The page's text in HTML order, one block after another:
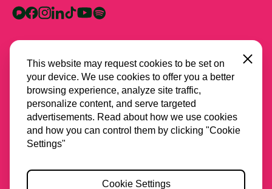
Alle partners
This website may request cookies to be set on
your device. We use cookies to offer you a better
browsing experience, analyze site traffic,
personalize content, and serve targeted
advertisements. Read about how we use cookies
and how you can control them by clicking "Cookie
Settings"
Close
Cookie Settings